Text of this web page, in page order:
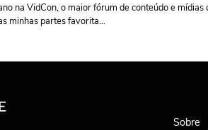
na VidCon, o maior fórum de conteúdo e
minhas partes favorita...
Sobre